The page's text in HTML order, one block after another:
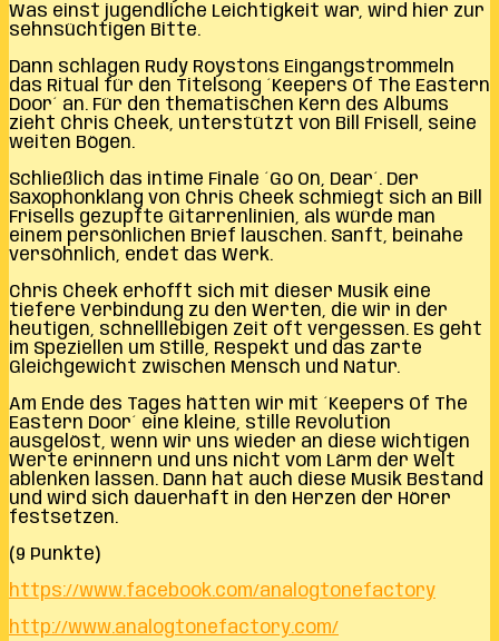
Was einst jugendliche Leichtigkeit war, wird hier zur
sehnsüchtigen Bitte.
Dann schlagen Rudy Roystons Eingangstrommeln
das Ritual für den Titelsong ´Keepers Of The Eastern
Door´ an. Für den thematischen Kern des Albums
zieht Chris Cheek, unterstützt von Bill Frisell, seine
weiten Bögen.
Schließlich das intime Finale ´Go On, Dear´. Der
Saxophonklang von Chris Cheek schmiegt sich an Bill
Frisells gezupfte Gitarrenlinien, als würde man
einem persönlichen Brief lauschen. Sanft, beinahe
versöhnlich, endet das Werk.
Chris Cheek erhofft sich mit dieser Musik eine
tiefere Verbindung zu den Werten, die wir in der
heutigen, schnelllebigen Zeit oft vergessen. Es geht
im Speziellen um Stille, Respekt und das zarte
Gleichgewicht zwischen Mensch und Natur.
Am Ende des Tages hätten wir mit ´Keepers Of The
Eastern Door´ eine kleine, stille Revolution
ausgelöst, wenn wir uns wieder an diese wichtigen
Werte erinnern und uns nicht vom Lärm der Welt
ablenken lassen. Dann hat auch diese Musik Bestand
und wird sich dauerhaft in den Herzen der Hörer
festsetzen.
(9 Punkte)
https://www.facebook.com/analogtonefactory
http://www.analogtonefactory.com/